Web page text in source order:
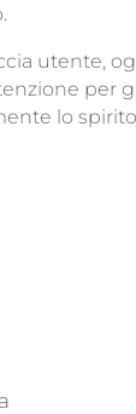
utente,
per
lo spirito